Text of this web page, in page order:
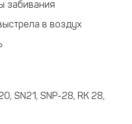
забивания
в воздух
SN21, SNP-28, RK 28,